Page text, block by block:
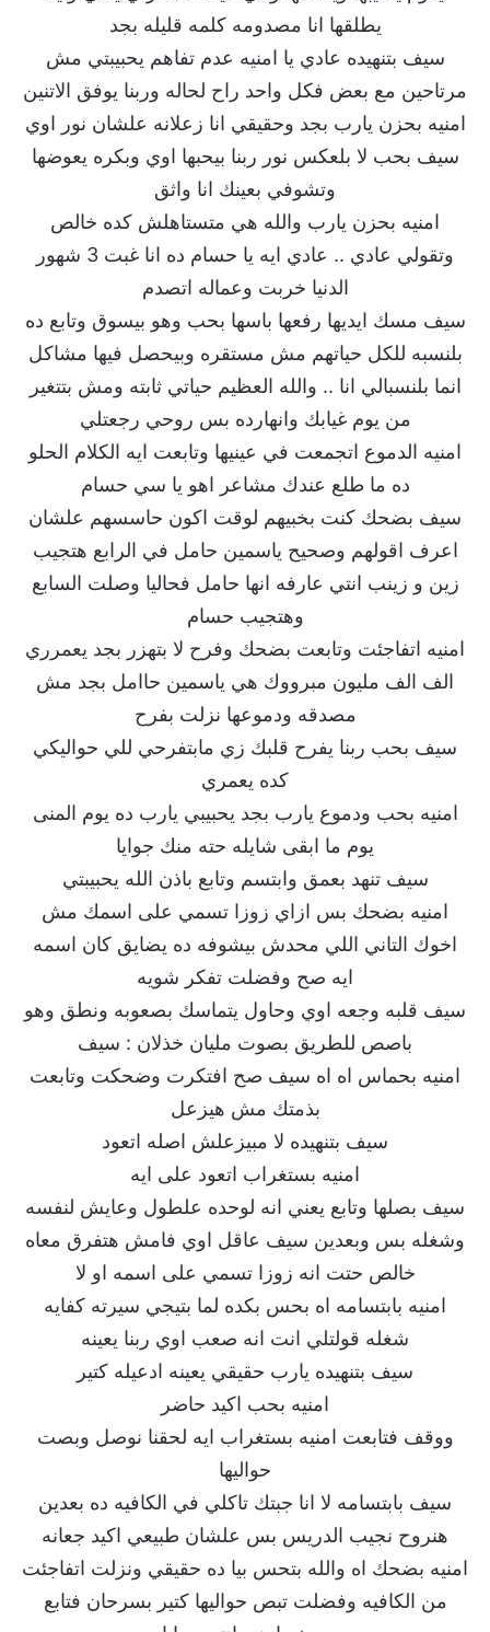
يطلقها انا مصدومه كلمه قليله بجد
سيف بتنهيده عادي يا امنيه عدم تفاهم يحبيبتي مش
مرتاحين مع بعض فكل واحد راح لحاله وربنا يوفق الاتنين
امنيه بحزن يارب بجد وحقيقي انا زعلانه علشان نور اوي
سيف بحب لا بلعكس نور ربنا بيحبها اوي وبكره يعوضها
وتشوفي بعينك انا واثق
امنيه بحزن يارب والله هي متستاهلش كده خالص
وتقولي عادي .. عادي ايه يا حسام ده انا غبت 3 شهور
الدنيا خربت وعماله اتصدم
سيف مسك ايديها رفعها باسها بحب وهو بيسوق وتابع ده
بلنسبه للكل حياتهم مش مستقره وبيحصل فيها مشاكل
انما بلنسبالي انا .. والله العظيم حياتي ثابته ومش بتتغير
من يوم غيابك وانهارده بس روحي رجعتلي
امنيه الدموع اتجمعت في عينيها وتابعت ايه الكلام الحلو
ده ما طلع عندك مشاعر اهو يا سي حسام
سيف بضحك كنت بخبيهم لوقت اكون حاسسهم علشان
اعرف اقولهم وصحيح ياسمين حامل في الرابع هتجيب
زين و زينب انتي عارفه انها حامل فحاليا وصلت السابع
وهتجيب حسام
امنيه اتفاجئت وتابعت بضحك وفرح لا بتهزر بجد يعمرري
الف الف مليون مبرووك هي ياسمين حاامل بجد مش
مصدقه ودموعها نزلت بفرح
سيف بحب ربنا يفرح قلبك زي مابتفرحي للي حواليكي
كده يعمري
امنيه بحب ودموع يارب بجد يحبيبي يارب ده يوم المنى
يوم ما ابقى شايله حته منك جوايا
سيف تنهد بعمق وابتسم وتابع باذن الله يحبيبتي
امنيه بضحك بس ازاي زوزا تسمي على اسمك مش
اخوك التاني اللي محدش بيشوفه ده يضايق كان اسمه
ايه صح وفضلت تفكر شويه
سيف قلبه وجعه اوي وحاول يتماسك بصعوبه ونطق وهو
باصص للطريق بصوت مليان خذلان : سيف
امنيه بحماس اه اه سيف صح افتكرت وضحكت وتابعت
بذمتك مش هيزعل
سيف بتنهيده لا مبيزعلش اصله اتعود
امنيه بستغراب اتعود على ايه
سيف بصلها وتابع يعني انه لوحده علطول وعايش لنفسه
وشغله بس وبعدين سيف عاقل اوي فامش هتفرق معاه
خالص حتت انه زوزا تسمي على اسمه او لا
امنيه بابتسامه اه بحس بكده لما بتيجي سيرته كفايه
شغله قولتلي انت انه صعب اوي ربنا يعينه
سيف بتنهيده يارب حقيقي يعينه ادعيله كتير
امنيه بحب اكيد حاضر
ووقف فتابعت امنيه بستغراب ايه لحقنا نوصل وبصت
حواليها
سيف بابتسامه لا انا جبتك تاكلي في الكافيه ده بعدين
هنروح نجيب الدريس بس علشان طبيعي اكيد جعانه
امنيه بضحك اه والله بتحس بيا ده حقيقي ونزلت اتفاجئت
من الكافيه وفضلت تبص حواليها كتير بسرحان فتابع